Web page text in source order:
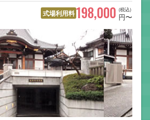
式場利用料 (税込)
198,000 円〜